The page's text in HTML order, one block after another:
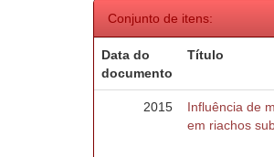
Conjunto de itens:
Data do
documento
Título
2015
Influência de
em riachos